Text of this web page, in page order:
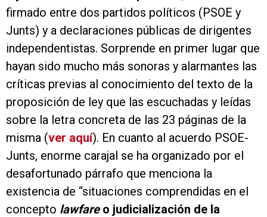
firmado entre dos partidos políticos (PSOE y
Junts) y a declaraciones públicas de dirigentes
independentistas. Sorprende en primer lugar que
hayan sido mucho más sonoras y alarmantes las
críticas previas al conocimiento del texto de la
proposición de ley que las escuchadas y leídas
sobre la letra concreta de las 23 páginas de la
misma (ver aquí). En cuanto al acuerdo PSOE-
Junts, enorme carajal se ha organizado por el
desafortunado párrafo que menciona la
existencia de “situaciones comprendidas en el
concepto lawfareo judicialización de la